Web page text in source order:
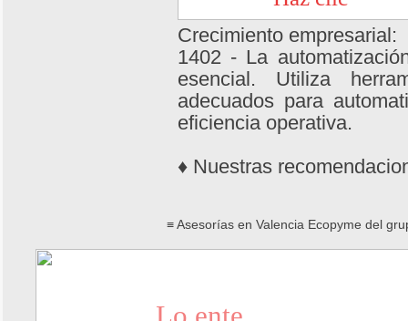
Crecimiento empresarial:
1402 - La
esencial. Utiliza
adecuados para
eficiencia operativa.
♦ Nuestras
≡ Asesorías en Valencia Ecopyme del